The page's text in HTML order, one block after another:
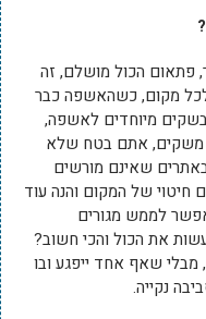
הכול מושלם, זה
לכל מקום, כשהאשפה כבר
מיוחדים לאשפה,
משקים, אתם בטח שלא
שאינם מורשים
של המקום והנה עוד
לממש מגורים
את הכול והכי חשוב?
מבלי שאף אחד ייפגע ובו
נקייה.